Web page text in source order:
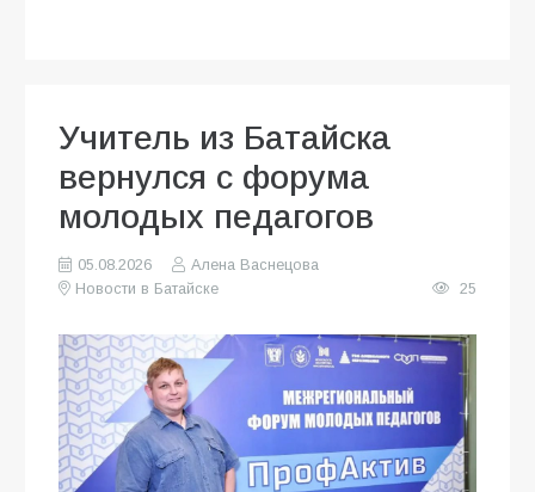
Учитель из Батайска
вернулся с форума
молодых педагогов
05.08.2026
Алена Васнецова
Новости в Батайске
25